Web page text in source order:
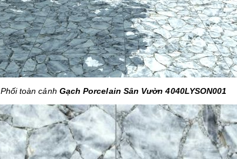
Phối toàn cảnh Gạch Porcelain Sân Vườn 4040LYSON001